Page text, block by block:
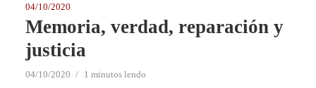
04/10/2020
Memoria, verdad, reparación y
justicia
04/10/2020 1 minutos lendo